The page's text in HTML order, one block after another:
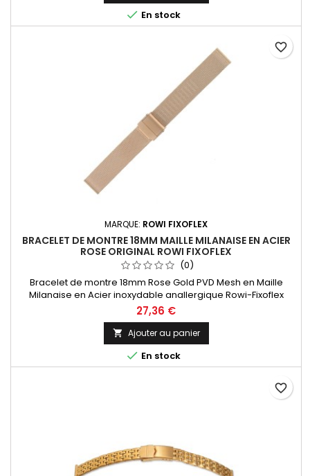
 En stock
MARQUE: ROWI FIXOFLEX
BRACELET DE MONTRE 18MM MAILLE MILANAISE EN ACIER
ROSE ORIGINAL ROWI FIXOFLEX
(0)
Bracelet de montre 18mm Rose Gold PVD Mesh en Maille
Milanaise en Acier inoxydable anallergique Rowi-Fixoflex
Bracelet équipé d'une boucle coulissante sz sûreté pour une
mise à taille de votre poignet facile. Bracelet Original de la
marque ROWI FIXOFLEX Made In Germany Since 1885
27,36 €
 Ajouter au panier
 En stock
favorite_border
favorite_border